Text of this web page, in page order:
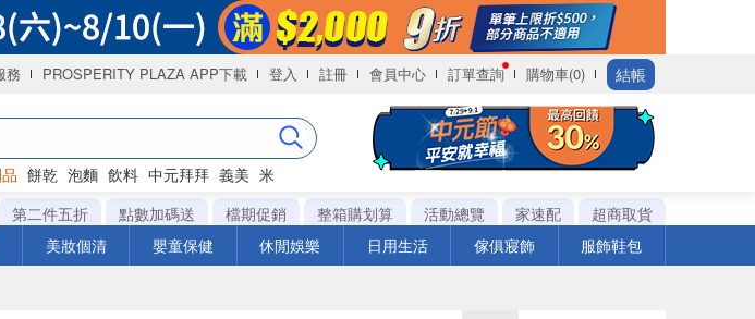
務 PROSPERITY PLAZA APP下載 登入 註冊 會員中心 訂單查詢 購物車(0) 結帳
餅乾 泡麵 飲料 中元拜拜 義美 米
第二件五折 點數加碼送 檔期促銷 整箱購划算 活動總覽 家速配
超商取貨
美妝個清 嬰童保健 休閒娛樂 日用生活 傢俱寢飾 服飾鞋包